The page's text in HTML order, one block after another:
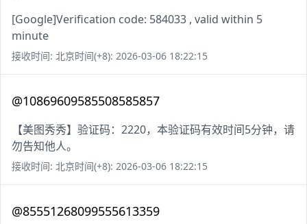
[Google]Verification code: 584033 , valid within 5
minute
接收时间: 北京时间(+8): 2026-03-06 18:22:15
@10869609585508585857
【美图秀秀】验证码：2220，本验证码有效时间5分钟，请
勿告知他人。
接收时间: 北京时间(+8): 2026-03-06 18:22:15
@85551268099555613359